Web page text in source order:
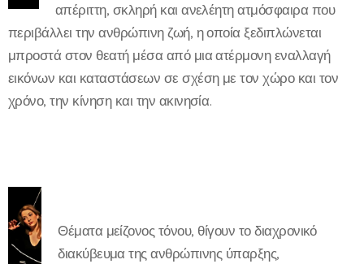
απέριττη, σκληρή και ανελέητη ατμόσφαιρα που
περιβάλλει την ανθρώπινη ζωή, η οποία ξεδιπλώνεται
μπροστά στον θεατή μέσα από μια ατέρμονη εναλλαγή
εικόνων και καταστάσεων σε σχέση με τον χώρο και τον
χρόνο, την κίνηση και την ακινησία.
Θέματα μείζονος τόνου, θίγουν το διαχρονικό
διακύβευμα της ανθρώπινης ύπαρξης,